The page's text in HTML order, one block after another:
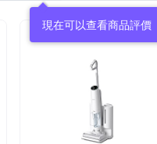
現在可以查看商品評價